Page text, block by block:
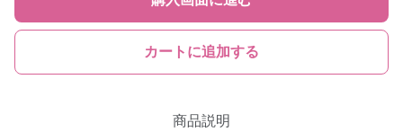
カートに追加する
商品説明